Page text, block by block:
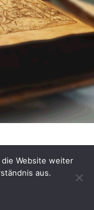
In jener Zeit
Website weiter
aus.